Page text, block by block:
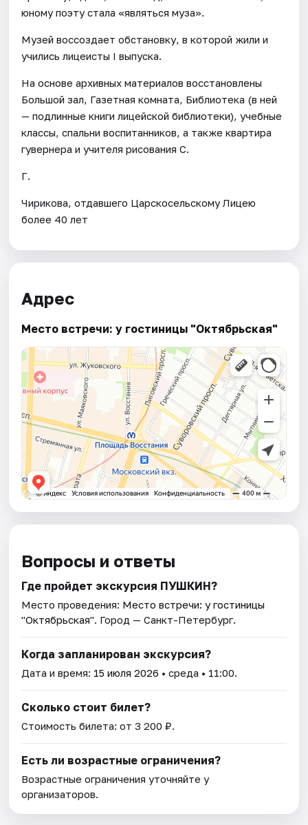
юному поэту стала «являться муза».
Музей воссоздает обстановку, в которой жили и
учились лицеисты I выпуска.
На основе архивных материалов восстановлены
Большой зал, Газетная комната, Библиотека (в ней
— подлинные книги лицейской библиотеки), учебные
классы, спальни воспитанников, а также квартира
гувернера и учителя рисования С.
Г.
Чирикова, отдавшего Царскосельскому Лицею
более 40 лет
Адрес
Место встречи: у гостиницы "Октябрьская"
Вопросы и ответы
Где пройдет экскурсия ПУШКИН?
Место проведения: Место встречи: у гостиницы
"Октябрьская". Город — Санкт-Петербург.
Когда запланирован экскурсия?
Дата и время: 15 июля 2026 • среда • 11:00.
Сколько стоит билет?
Стоимость билета: от 3 200 ₽.
Есть ли возрастные ограничения?
Возрастные ограничения уточняйте у
организаторов.